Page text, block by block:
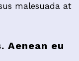
malesuada at
Aenean eu